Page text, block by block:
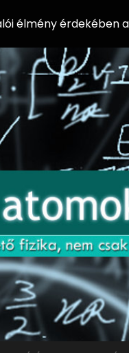
élmény érdekében